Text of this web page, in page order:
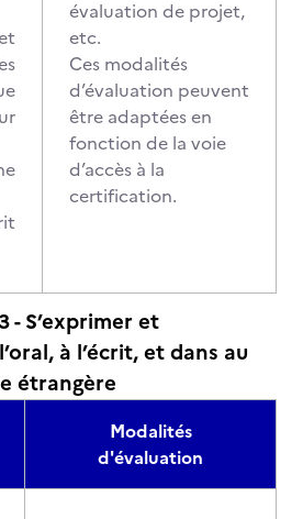
évaluation de projet,
etc.
Ces modalités
d’évaluation peuvent
être adaptées en
fonction de la voie
d’accès à la
certification.
- S’exprimer et
à l’écrit, et dans au
étrangère
Modalités
d'évaluation